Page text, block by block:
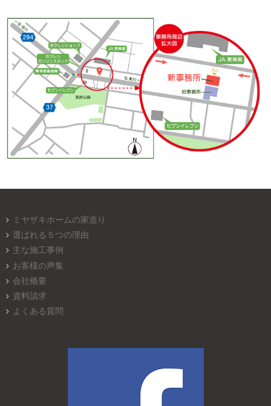
ミヤザキホームの家造り
選ばれる５つの理由
主な施工事例
お客様の声集
会社概要
資料請求
よくある質問